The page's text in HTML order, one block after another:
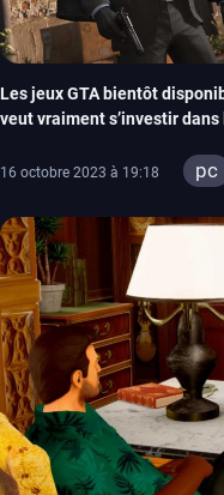
Les jeux GTA bientôt
veut vraiment s’investir
16 octobre 2023 à 19:18 pc